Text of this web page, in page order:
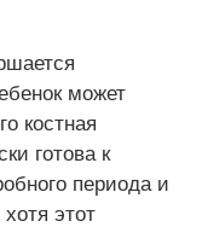
может
костная
готова к
периода и
этот